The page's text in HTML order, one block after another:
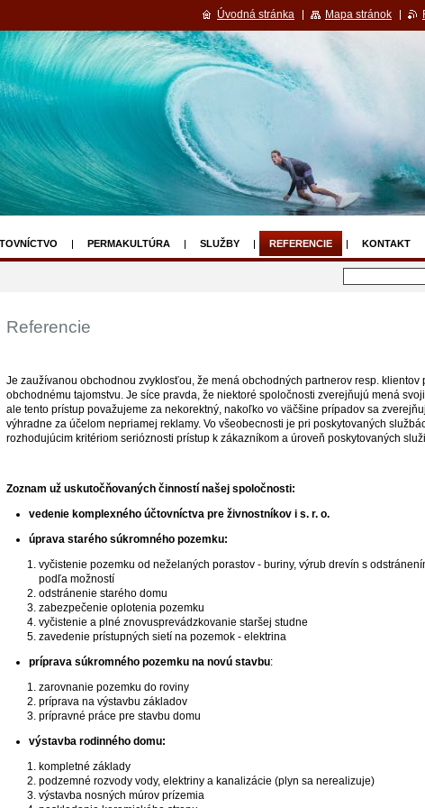
PERMAKULTÚRA SLUŽBY REFERENCIE KONTAKT
Referencie
Je zaužívanou obchodnou zvyklosťou, že mená obchodných partnerov resp. klientov
obchodnému tajomstvu. Je síce pravda, že niektoré spoločnosti zverejňujú mená
ale tento prístup považujeme za nekorektný, nakoľko vo väčšine prípadov sa
výhradne za účelom nepriamej reklamy. Vo všeobecnosti je pri poskytovaných
rozhodujúcim kritériom serióznosti prístup k zákazníkom a úroveň poskytovaných
Zoznam už uskutočňovaných činností našej spoločnosti:
vedenie komplexného účtovníctva pre živnostníkov i s. r. o.
úprava starého súkromného pozemku:
vyčistenie pozemku od neželaných porastov - buriny, výrub drevín s
podľa možností
odstránenie starého domu
zabezpečenie oplotenia pozemku
vyčistenie a plné znovusprevádzkovanie staršej studne
zavedenie prístupných sietí na pozemok - elektrina
príprava súkromného pozemku na novú stavbu:
zarovnanie pozemku do roviny
príprava na výstavbu základov
prípravné práce pre stavbu domu
výstavba rodinného domu:
kompletné základy
podzemné rozvody vody, elektriny a kanalizácie (plyn sa nerealizuje)
výstavba nosných múrov prízemia
Úvodná stránka Mapa stránok